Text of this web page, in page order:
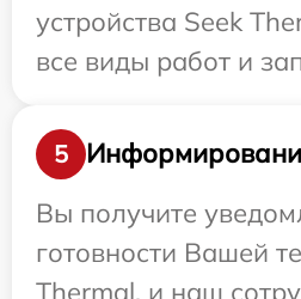
устройства Seek
все виды работ и
5
Вы получите
готовности Вашей
Thermal, и наш